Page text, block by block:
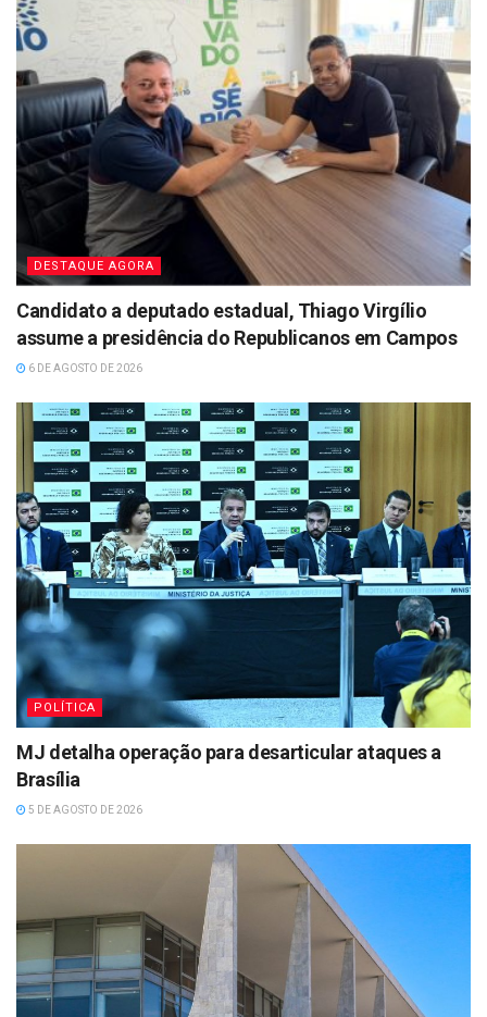
DESTAQUE AGORA
Candidato a deputado estadual, Thiago Virgílio
assume a presidência do Republicanos em Campos
6 DE AGOSTO DE 2026
POLÍTICA
MJ detalha operação para desarticular ataques a
Brasília
5 DE AGOSTO DE 2026